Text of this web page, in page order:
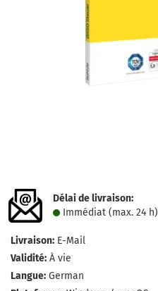
Délai de livraison:
Immédiat (max. 24 h)
Livraison: E-Mail
Validité: À vie
Langue: German